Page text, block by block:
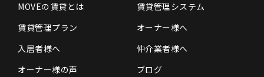
MOVEの賃貸とは
賃貸管理システム
賃貸管理プラン
オーナー様へ
入居者様へ
仲介業者様へ
オーナー様の声
ブログ